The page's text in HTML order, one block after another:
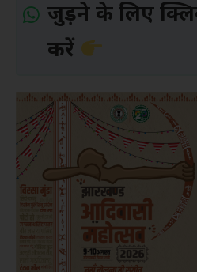
जुड़ने के लिए
करें